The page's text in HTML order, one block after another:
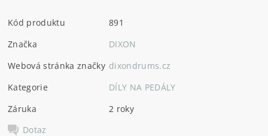
Kód produktu
891
Značka
DIXON
Webová stránka značky dixondrums.cz
Kategorie
DÍLY NA PEDÁLY
Záruka
2 roky
Dotaz